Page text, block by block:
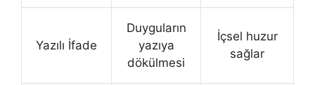
Yazılı İfade
Duyguların
yazıya
dökülmesi
İçsel huzur
sağlar